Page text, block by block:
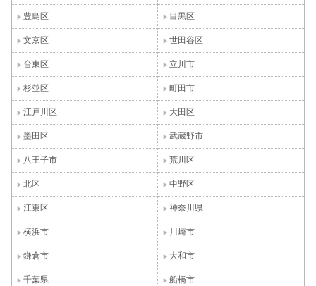
豊島区 目黒区
文京区 世田谷区
台東区 立川市
杉並区 町田市
江戸川区 大田区
墨田区 武蔵野市
八王子市 荒川区
北区 中野区
江東区 神奈川県
横浜市 川崎市
鎌倉市 大和市
千葉県 船橋市